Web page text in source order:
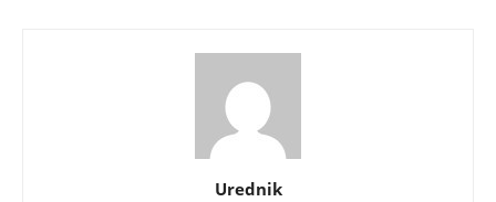
Urednik